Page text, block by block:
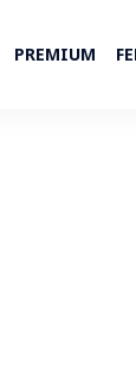
PREMIUM